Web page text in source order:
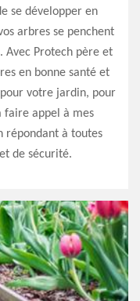
se développer en
arbres se penchent
Avec Protech père et
en bonne santé et
votre jardin, pour
faire appel à mes
répondant à toutes
de sécurité.